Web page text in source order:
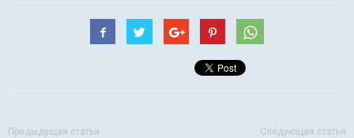
Предыдущая статья Следующая статья